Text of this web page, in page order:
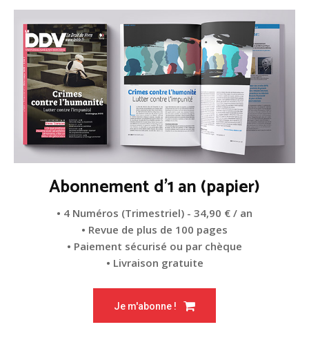
Abonnement d'1 an (papier)
• 4 Numéros (Trimestriel) - 34,90 € / an
• Revue de plus de 100 pages
• Paiement sécurisé ou par chèque
• Livraison gratuite
Je m'abonne !